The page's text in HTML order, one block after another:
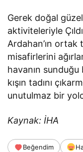
Gerek doğal
aktiviteleriyle
Ardahan’ın
misafirlerini
havanın
kışın tadını
unutulmaz bir
Kaynak: İHA
Beğendim